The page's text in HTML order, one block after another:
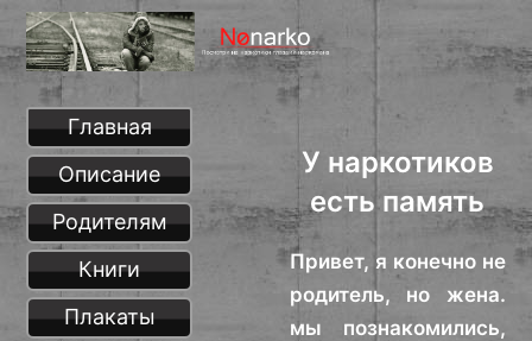
У наркотиков
есть память
Привет, я конечно не
родитель, но жена.
мы познакомились,
Главная
Описание
Родителям
Книги
Плакаты